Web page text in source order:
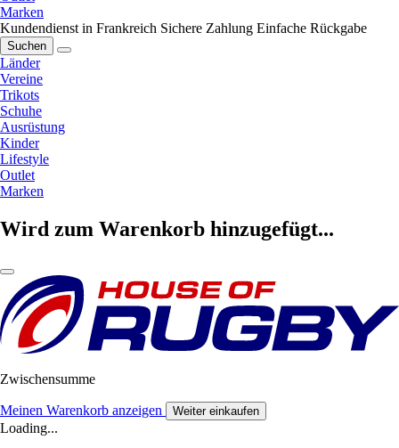
Marken
Kundendienst in Frankreich Sichere Zahlung Einfache Rückgabe
Suchen
Länder
Vereine
Trikots
Schuhe
Ausrüstung
Kinder
Lifestyle
Outlet
Marken
Wird zum Warenkorb hinzugefügt...
Zwischensumme
Meinen Warenkorb anzeigen Weiter einkaufen
Loading...